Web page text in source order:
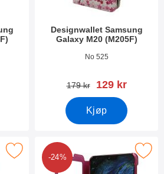
Designwallet Samsung
Galaxy M20 (M205F)
Varenummer 34992
No 525
gammel pris
179 kr ny pris
129 kr
Kjøp
Galaxy M20 (M205F) som favoritt
-24%
Merk flipcase Samsung Galaxy